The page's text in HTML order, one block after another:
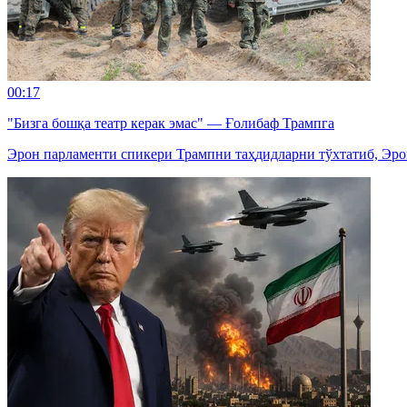
00:17
"Бизга бошқа театр керак эмас" — Ғолибаф Трампга
Эрон парламенти спикери Трампни таҳдидларни тўхтатиб,